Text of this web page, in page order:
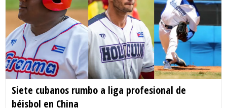
Siete cubanos rumbo a liga profesional de
béisbol en China